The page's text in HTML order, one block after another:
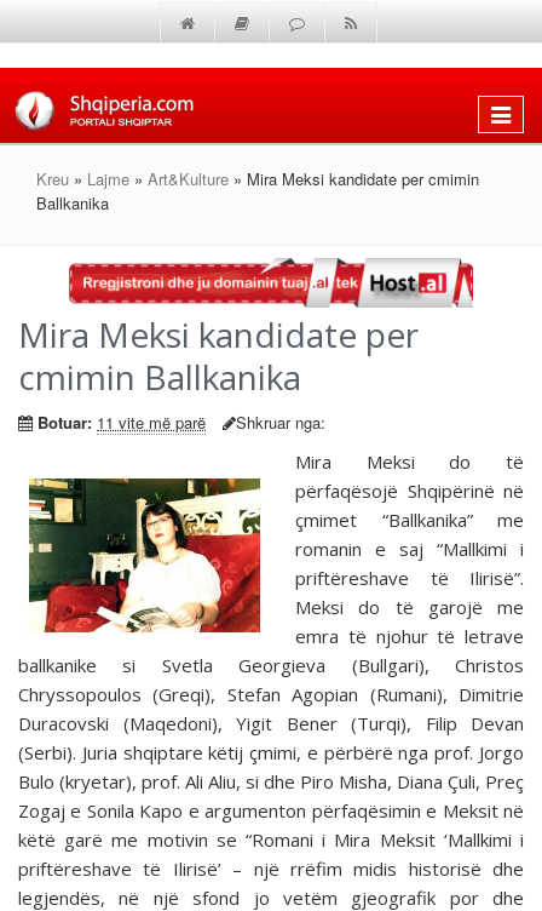
Shfaq
Kreu » Lajme » Art&Kulture » Mira Meksi kandidate per cmimin
Ballkanika
Mira Meksi kandidate per
cmimin Ballkanika
Botuar: 11 vite më parë Shkruar nga:
Mira Meksi do të
përfaqësojë Shqipërinë në
çmimet “Ballkanika” me
romanin e saj “Mallkimi i
priftëreshave të Ilirisë”.
Meksi do të garojë me
emra të njohur të letrave
ballkanike si Svetla Georgieva (Bullgari), Christos
Chryssopoulos (Greqi), Stefan Agopian (Rumani), Dimitrie
Duracovski (Maqedoni), Yigit Bener (Turqi), Filip Devan
(Serbi). Juria shqiptare këtij çmimi, e përbërë nga prof. Jorgo
Bulo (kryetar), prof. Ali Aliu, si dhe Piro Misha, Diana Çuli, Preç
Zogaj e Sonila Kapo e argumenton përfaqësimin e Meksit në
këtë garë me motivin se “Romani i Mira Meksit ‘Mallkimi i
priftëreshave të Ilirisë’ – një rrëfim midis historisë dhe
legjendës, në një sfond jo vetëm gjeografik por dhe